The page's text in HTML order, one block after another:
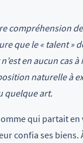
compréhension
que le « talent »
en aucun cas
naturelle à
quelque art.
qui partait en
confia ses biens.